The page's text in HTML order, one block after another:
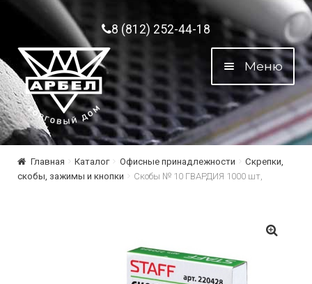
Перейти к навигации
Перейти к содержимому8 (812) 252-44-18
Меню
Главная Каталог Офисные принадлежности
Скрепки,
скобы, зажимы и кнопки
Скобы № 10 ГВАРДИЯ 1000 шт,